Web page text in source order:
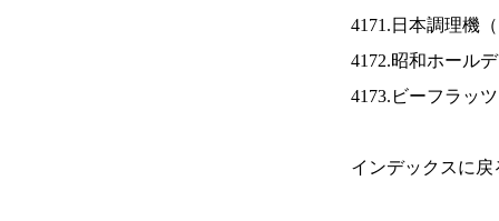
4171.日本調理機（
4172.昭和ホール
4173.ビーフラッ
インデックスに戻